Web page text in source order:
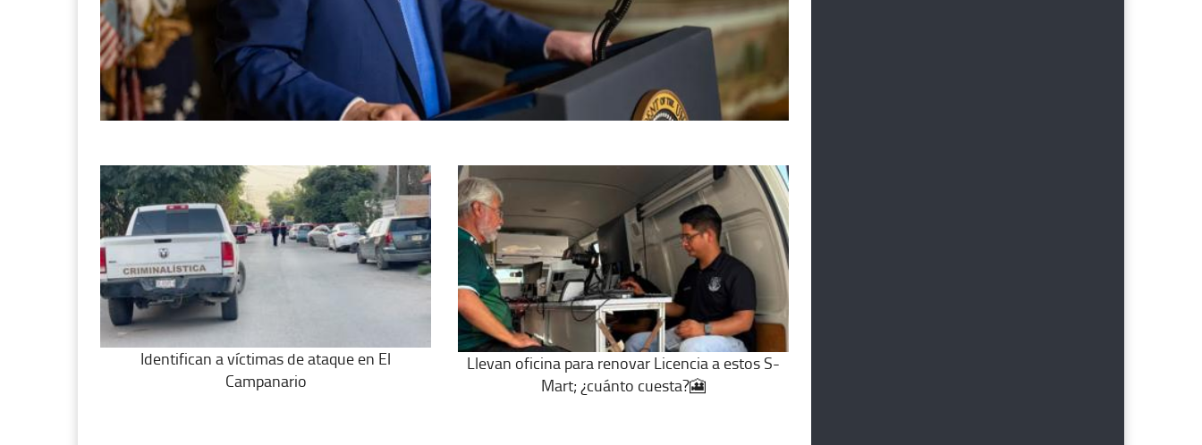
Identifican a víctimas de ataque en El
Campanario
Llevan oficina para renovar Licencia a estos S-
Mart; ¿cuánto cuesta?🎦